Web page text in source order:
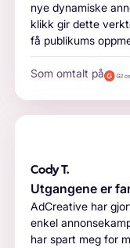
nye dynamiske
klikk gir dette
få publikums
Som omtalt på
Cody T.
Utgangene er
AdCreative har
enkel
har spart meg for